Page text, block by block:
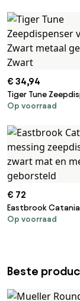
€ 34,94
Tiger Tune
vrijstaand Zwart
Op voorraad
€ 72
Eastbrook
zeepdispenser
Op voorraad
Beste